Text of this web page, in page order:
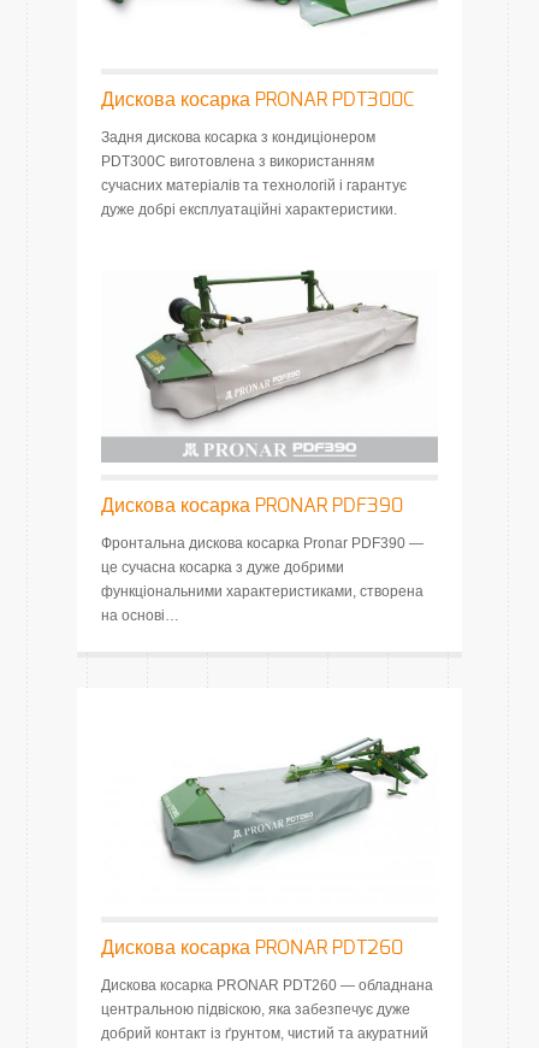
Дискова косарка PRONAR PDT300C
Задня дискова косарка з кондиціонером
PDT300C виготовлена з використанням
сучасних матеріалів та технологій і гарантує
дуже добрі експлуатаційні характеристики.
Дискова косарка PRONAR PDF390
Фронтальна дискова косарка Pronar PDF390 —
це сучасна косарка з дуже добрими
функціональними характеристиками, створена
на основі…
Дискова косарка PRONAR PDT260
Дискова косарка PRONAR PDT260 — обладнана
центральною підвіскою, яка забезпечує дуже
добрий контакт із ґрунтом, чистий та акуратний